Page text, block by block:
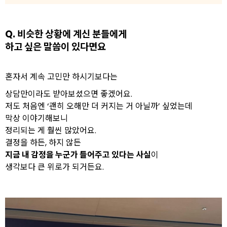
Q. 비슷한 상황에 계신 분들에게
하고 싶은 말씀이 있다면요
혼자서 계속 고민만 하시기보다는
상담만이라도 받아보셨으면 좋겠어요.
저도 처음엔 ‘괜히 오해만 더 커지는 거 아닐까’ 싶었는데
막상 이야기해보니
정리되는 게 훨씬 많았어요.
결정을 하든, 하지 않든
지금 내 감정을 누군가 들어주고 있다는 사실이
생각보다 큰 위로가 되거든요.